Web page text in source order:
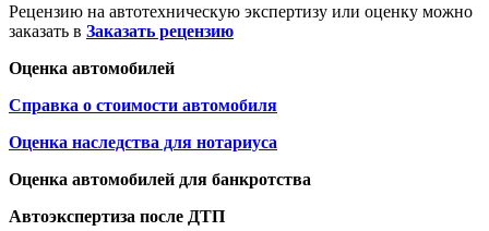
Рецензию на автотехническую экспертизу или оценку можно
заказать в Заказать рецензию
Оценка автомобилей
Справка о стоимости автомобиля
Оценка наследства для нотариуса
Оценка автомобилей для банкротства
Автоэкспертиза после ДТП